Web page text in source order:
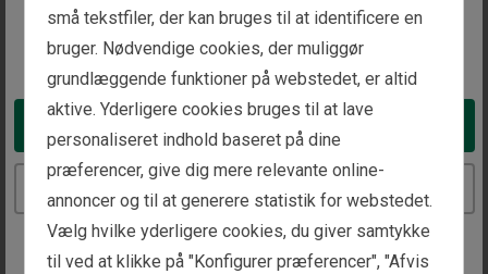
intended for investors in Denmark
You appear to be in the United States
Take me to the United States website
Continue to the Denmark website
Ring til os
+61 1800 316 398
Send en fax
+ 61 282 110 608
Dette kontor har tilgængelige mødetider.
Ring til os eller brug vores kontaktformular for at
oprette et møde.
små tekstfiler, der kan bruges til at identificere en
bruger. Nødvendige cookies, der muliggør
grundlæggende funktioner på webstedet, er altid
aktive. Yderligere cookies bruges til at lave
personaliseret indhold baseret på dine
præferencer, give dig mere relevante online-
annoncer og til at generere statistik for webstedet.
Vælg hvilke yderligere cookies, du giver samtykke
til ved at klikke på "Konfigurer præferencer", "Afvis